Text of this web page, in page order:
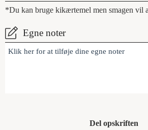
*Du kan bruge kikærtemel men smagen vil
Egne noter
Klik her for at tilføje dine egne noter
Del opskriften